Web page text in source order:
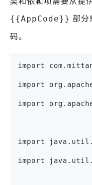
{{AppCode}} 部分
码。
import
import
import
import
import